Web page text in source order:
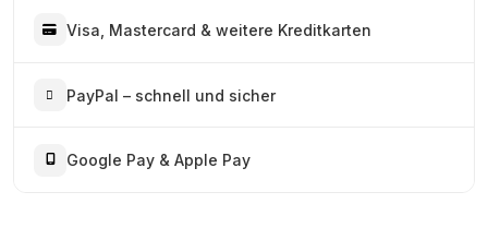
Visa, Mastercard & weitere Kreditkarten
PayPal – schnell und sicher
Google Pay & Apple Pay